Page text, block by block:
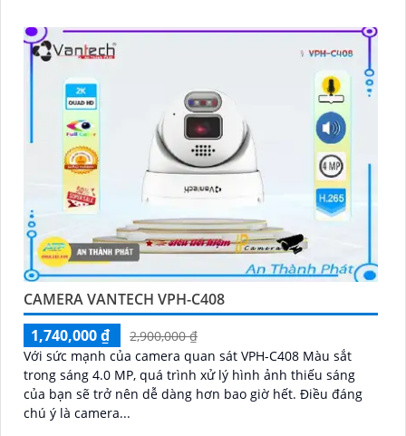
CAMERA VANTECH VPH-C408
1,740,000 ₫
2,900,000 ₫
Với sức mạnh của camera quan sát VPH-C408 Màu sắt
trong sáng 4.0 MP, quá trình xử lý hình ảnh thiếu sáng
của bạn sẽ trở nên dễ dàng hơn bao giờ hết. Điều đáng
chú ý là camera...